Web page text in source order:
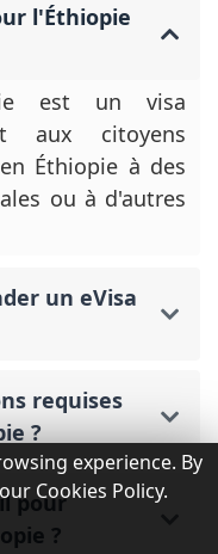
l'Éthiopie
est un visa
aux citoyens
Éthiopie à des
ou à d'autres
un eVisa
requises
?
pour
traiter un eVisa pour l'Éthiopie ?
experience. By
Cookies Policy.